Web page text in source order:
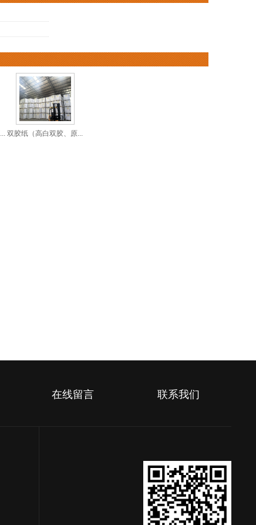
双胶纸（高白双胶、原...
在线留言 联系我们